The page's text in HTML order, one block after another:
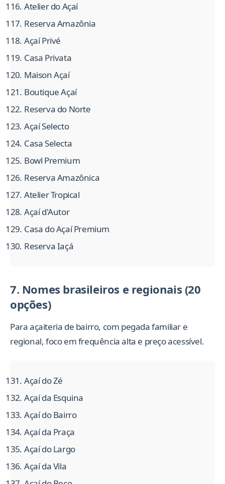
Atelier do Açaí
Reserva Amazônia
Açaí Privé
Casa Privata
Maison Açaí
Boutique Açaí
Reserva do Norte
Açaí Selecto
Casa Selecta
Bowl Premium
Reserva Amazônica
Atelier Tropical
Açaí d'Autor
Casa do Açaí Premium
Reserva Iaçá
7. Nomes brasileiros e regionais (20
opções)
Para açaiteria de bairro, com pegada familiar e
regional, foco em frequência alta e preço acessível.
Açaí do Zé
Açaí da Esquina
Açaí do Bairro
Açaí da Praça
Açaí do Largo
Açaí da Vila